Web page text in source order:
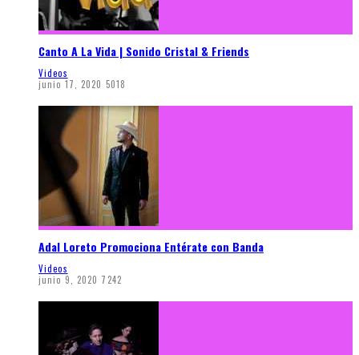
Canto A La Vida | Sonido Cristal & Friends
Videos
junio 17, 2020 5018
Adal Loreto Promociona Entérate con Banda
Videos
junio 9, 2020 7242